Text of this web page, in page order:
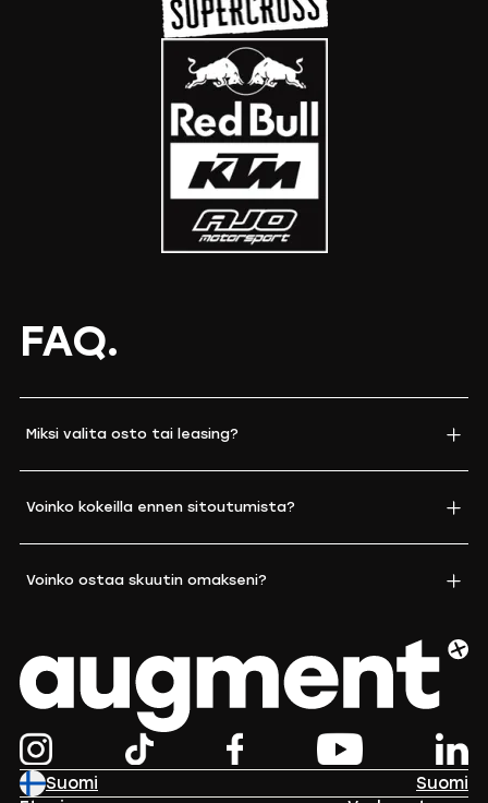
FAQ.
Miksi valita osto tai leasing?
Voinko kokeilla ennen sitoutumista?
Voinko ostaa skuutin omakseni?
Suomi
Suomi